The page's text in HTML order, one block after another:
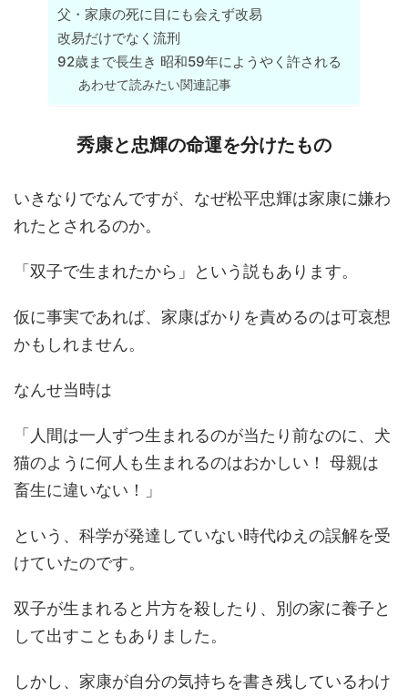
父・家康の死に目にも会えず改易
改易だけでなく流刑
92歳まで長生き 昭和59年にようやく許される
あわせて読みたい関連記事
秀康と忠輝の命運を分けたもの
いきなりでなんですが、なぜ松平忠輝は家康に嫌わ
れたとされるのか。
「双子で生まれたから」という説もあります。
仮に事実であれば、家康ばかりを責めるのは可哀想
かもしれません。
なんせ当時は
「人間は一人ずつ生まれるのが当たり前なのに、犬
猫のように何人も生まれるのはおかしい！ 母親は
畜生に違いない！」
という、科学が発達していない時代ゆえの誤解を受
けていたのです。
双子が生まれると片方を殺したり、別の家に養子と
して出すこともありました。
しかし、家康が自分の気持ちを書き残しているわけ